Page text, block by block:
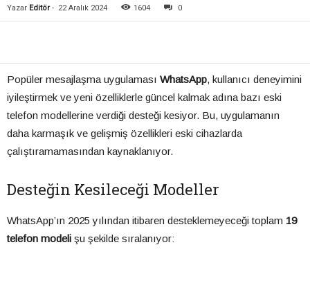
Yazar Editör- 22 Aralık 2024 1604 0
Popüler mesajlaşma uygulaması WhatsApp, kullanıcı deneyimini
iyileştirmek ve yeni özelliklerle güncel kalmak adına bazı eski
telefon modellerine verdiği desteği kesiyor. Bu, uygulamanın
daha karmaşık ve gelişmiş özellikleri eski cihazlarda
çalıştıramamasından kaynaklanıyor.
Desteğin Kesileceği Modeller
WhatsApp’ın 2025 yılından itibaren desteklemeyeceği toplam 19
telefon modeli şu şekilde sıralanıyor: